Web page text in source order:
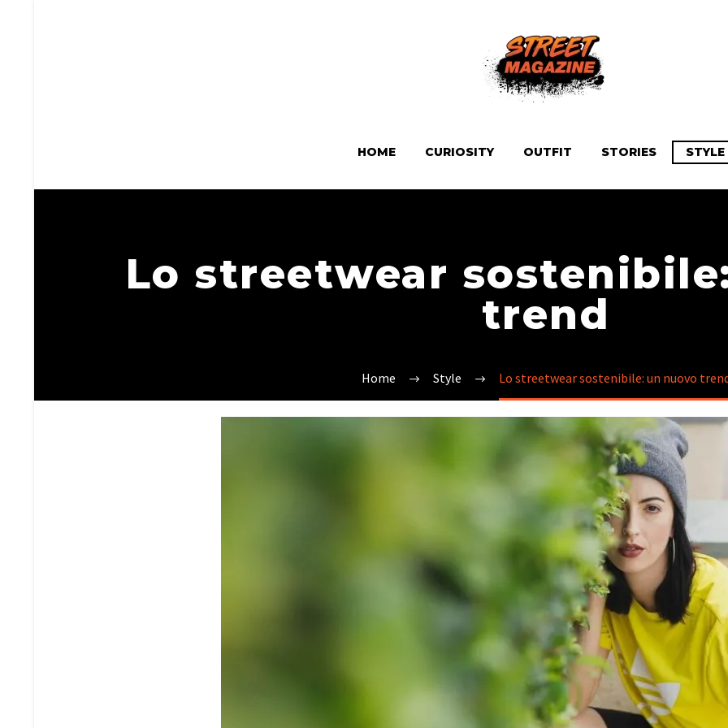
HOME CURIOSITY OUTFIT STORIES STYLE
Lo streetwear
trend
Home Style Lo streetwear sostenibile: un nuovo